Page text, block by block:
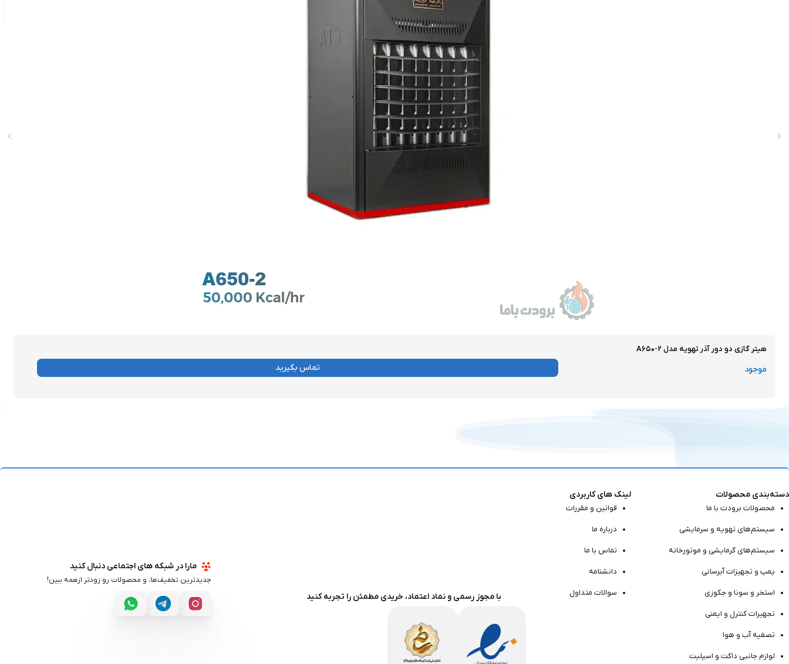
هیتر گازی دو دور آذر تهویه مدل A۶۵۰-۲
موجود تماس بگیرید
دسته‌بندی محصولات
محصولات برودت با ما
سیستم‌های تهویه و سرمایشی
سیستم‌های گرمایشی و موتور‌خانه
پمپ و تجهیزات آبرسانی
استخر و سونا و جکوزی
تجهیرات کنترل و ایمنی
تصفیه آب و هوا
لوازم جانبی داکت و اسپلیت
لینک های کاربردی
قوانین و مقررات
درباره ما
تماس با ما
دانشنامه
سوالات متداول با مجوز رسمی و نماد اعتماد، خریدی مطمئن را تجربه کنید
مارا در شبکه های اجتماعی دنبال کنید
جدیدترین تخفیف‌ها، و محصولات رو زودتر ازهمه ببین!